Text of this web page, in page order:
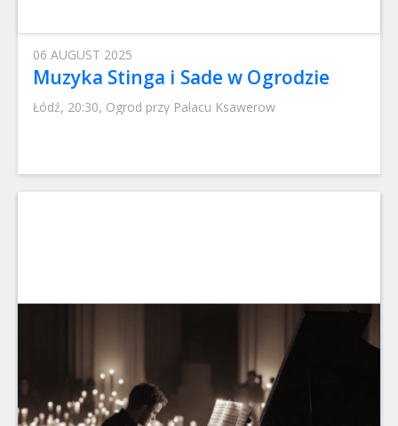
06 AUGUST 2025
Muzyka Stinga i Sade w Ogrodzie
Łódź, 20:30, Ogrod przy Palacu Ksawerow